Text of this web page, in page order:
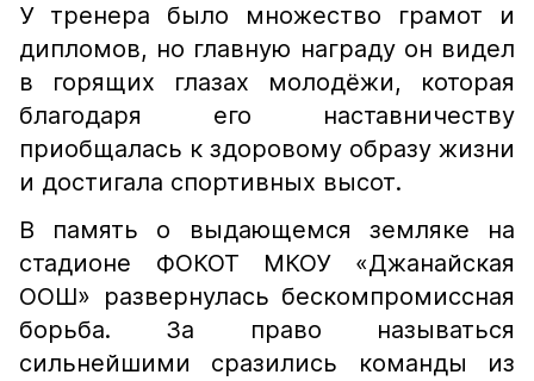
У тренера было множество грамот и
дипломов, но главную награду он видел
в горящих глазах молодёжи, которая
благодаря его наставничеству
приобщалась к здоровому образу жизни
и достигала спортивных высот.
В память о выдающемся земляке на
стадионе ФОКОТ МКОУ «Джанайская
ООШ» развернулась бескомпромиссная
борьба. За право называться
сильнейшими сразились команды из